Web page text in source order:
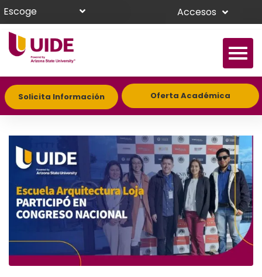
Escoge Accesos
Solicita Información Oferta Académica